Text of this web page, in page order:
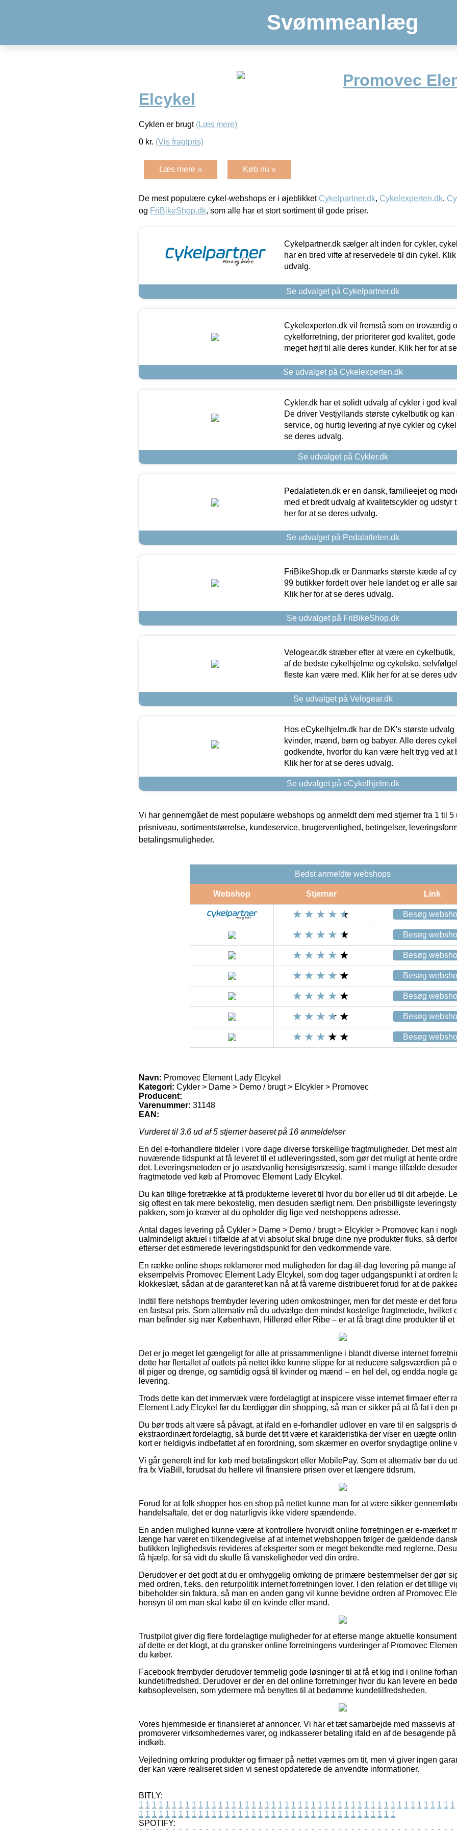
Svømmeanlæg
Promovec
Elcykel
Cyklen er brugt (Læs mere)
0 kr. (Vis fragtpris)
Læs mere » Køb nu »
De mest populære cykel-webshops er i øjeblikket Cykelpartner.dk, Cykelexperten.dk,
og FriBikeShop.dk, som alle har et stort sortiment til gode priser.
Cykelpartner.dk sælger alt inden for cykler,
har en bred vifte af reservedele til din cykel.
udvalg.
Se udvalget på Cykelpartner.dk
Cykelexperten.dk vil fremstå som en troværdig
cykelforretning, der prioriterer god kvalitet,
meget højt til alle deres kunder. Klik her for at
Se udvalget på Cykelexperten.dk
Cykler.dk har et solidt udvalg af cykler i god
De driver Vestjyllands største cykelbutik og kan
service, og hurtig levering af nye cykler og
se deres udvalg.
Se udvalget på Cykler.dk
Pedalatleten.dk er en dansk, familieejet og
med et bredt udvalg af kvalitetscykler og udstyr
her for at se deres udvalg.
Se udvalget på Pedalatleten.dk
FriBikeShop.dk er Danmarks største kæde af
99 butikker fordelt over hele landet og er alle
Klik her for at se deres udvalg.
Se udvalget på FriBikeShop.dk
Velogear.dk stræber efter at være en cykelbutik,
af de bedste cykelhjelme og cykelsko,
fleste kan være med. Klik her for at se deres
Se udvalget på Velogear.dk
Hos eCykelhjelm.dk har de DK's største udvalg
kvinder, mænd, børn og babyer. Alle deres
godkendte, hvorfor du kan være helt tryg ved at
Klik her for at se deres udvalg.
Se udvalget på eCykelhjelm.dk
Vi har gennemgået de mest populære webshops og anmeldt dem med stjerner fra 1 til 5
prisniveau, sortimentstørrelse, kundeservice, brugervenlighed, betingelser,
betalingsmuligheder.
Bedst anmeldte webshops
Webshop Stjerner Link
Besøg
Besøg
Besøg
Besøg
Besøg
Besøg
Besøg
Navn: Promovec Element Lady Elcykel
Kategori: Cykler > Dame > Demo / brugt > Elcykler > Promovec
Producent:
Varenummer: 31148
EAN:
Vurderet til 3.6 ud af 5 stjerner baseret på 16 anmeldelser
En del e-forhandlere tildeler i vore dage diverse forskellige fragtmuligheder. Det mest
nuværende tidspunkt at få leveret til et udleveringssted, som gør det muligt at hente
det. Leveringsmetoden er jo usædvanlig hensigtsmæssig, samt i mange tilfælde
fragtmetode ved køb af Promovec Element Lady Elcykel.
Du kan tillige foretrække at få produkterne leveret til hvor du bor eller ud til dit arbejde.
sig oftest en tak mere bekostelig, men desuden særligt nem. Den prisbilligste
pakken, som jo kræver at du opholder dig lige ved netshoppens adresse.
Antal dages levering på Cykler > Dame > Demo / brugt > Elcykler > Promovec kan i
ualmindeligt aktuel i tilfælde af at vi absolut skal bruge dine nye produkter fluks, så
efterser det estimerede leveringstidspunkt for den vedkommende vare.
En række online shops reklamerer med muligheden for dag-til-dag levering på mange
eksempelvis Promovec Element Lady Elcykel, som dog tager udgangspunkt i at ordren
klokkeslæt, sådan at de garanteret kan nå at få varerne distribueret forud for at de
Indtil flere netshops frembyder levering uden omkostninger, men for det meste er det
en fastsat pris. Som alternativ må du udvælge den mindst kostelige fragtmetode, hvilket
man befinder sig nær København, Hillerød eller Ribe – er at få bragt dine produkter til et
Det er jo meget let gængeligt for alle at prissammenligne i blandt diverse internet
dette har flertallet af outlets på nettet ikke kunne slippe for at reducere salgsværdien på
til piger og drenge, og samtidig også til kvinder og mænd – en hel del, og endda nogle
levering.
Trods dette kan det immervæk være fordelagtigt at inspicere visse internet firmaer efter
Element Lady Elcykel før du færdiggør din shopping, så man er sikker på at få fat i den
Du bør trods alt være så påvagt, at ifald en e-forhandler udlover en vare til en salgspris
ekstraordinært fordelagtig, så burde det tit være et karakteristika der viser en uægte
kort er heldigvis indbefattet af en forordning, som skærmer en overfor snydagtige online
Vi går generelt ind for køb med betalingskort eller MobilePay. Som et alternativ bør du
fra fx ViaBill, forudsat du hellere vil finansiere prisen over et længere tidsrum.
Forud for at folk shopper hos en shop på nettet kunne man for at være sikker
handelsaftale, det er dog naturligvis ikke videre spændende.
En anden mulighed kunne være at kontrollere hvorvidt online forretningen er e-mærket
længe har været en tilkendegivelse af at internet webshoppen følger de gældende
butikken lejlighedsvis revideres af eksperter som er meget bekendte med reglerne.
få hjælp, for så vidt du skulle få vanskeligheder ved din ordre.
Derudover er det godt at du er omhyggelig omkring de primære bestemmelser der gør
med ordren, f.eks. den returpolitik internet forretningen lover. I den relation er det tillige
bibeholder sin faktura, så man en anden gang vil kunne bevidne ordren af Promovec
hensyn til om man skal købe til en kvinde eller mand.
Trustpilot giver dig flere fordelagtige muligheder for at efterse mange aktuelle
af dette er det klogt, at du gransker online forretningens vurderinger af Promovec
du køber.
Facebook frembyder derudover temmelig gode løsninger til at få et kig ind i online
kundetilfredshed. Derudover er der en del online forretninger hvor du kan levere en
købsoplevelsen, som ydermere må benyttes til at bedømme kundetilfredsheden.
Vores hjemmeside er finansieret af annoncer. Vi har et tæt samarbejde med massevis af
promoverer virksomhedernes varer, og indkasserer betaling ifald en af de besøgende
indkøb.
Vejledning omkring produkter og firmaer på nettet værnes om tit, men vi giver ingen
der kan være realiseret siden vi senest opdaterede de anvendte informationer.
BITLY:
1 1 1 1 1 1 1 1 1 1 1 1 1 1 1 1 1 1 1 1 1 1 1 1 1 1 1 1 1 1 1 1 1 1 1 1 1 1 1 1 1 1 1 1 1 1 1 1
1 1 1 1 1 1 1 1 1 1 1 1 1 1 1 1 1 1 1 1 1 1 1 1 1 1 1 1 1 1 1 1 1 1 1 1 1 1 1
SPOTIFY: